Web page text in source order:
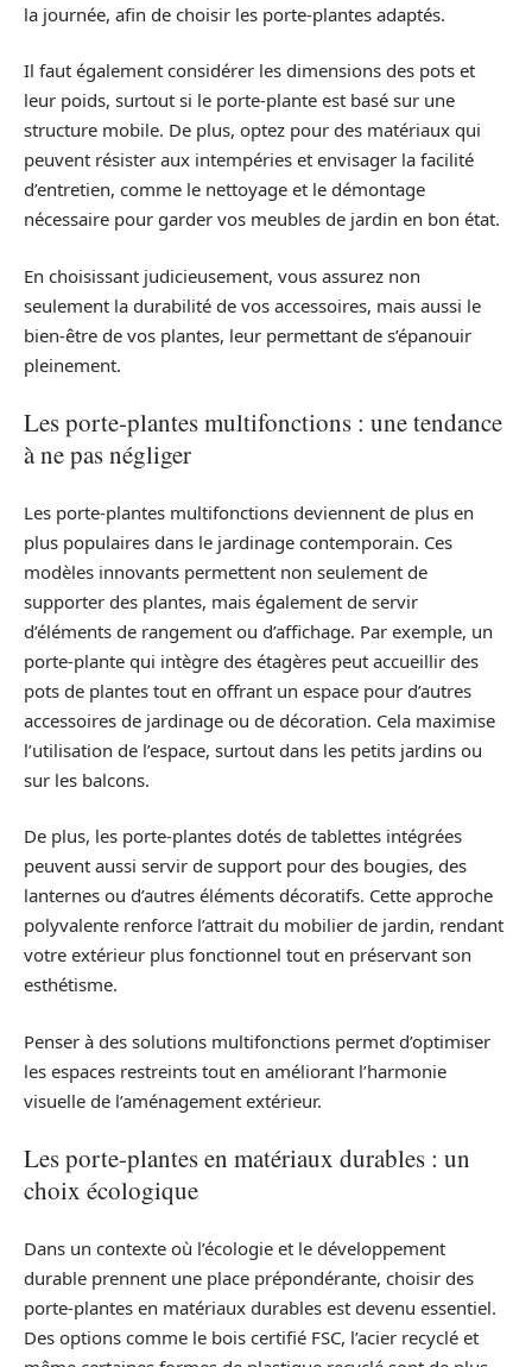
la journée, afin de choisir les porte-plantes adaptés.
Il faut également considérer les dimensions des pots et
leur poids, surtout si le porte-plante est basé sur une
structure mobile. De plus, optez pour des matériaux qui
peuvent résister aux intempéries et envisager la facilité
d’entretien, comme le nettoyage et le démontage
nécessaire pour garder vos meubles de jardin en bon état.
En choisissant judicieusement, vous assurez non
seulement la durabilité de vos accessoires, mais aussi le
bien-être de vos plantes, leur permettant de s’épanouir
pleinement.
Les porte-plantes multifonctions : une tendance
à ne pas négliger
Les porte-plantes multifonctions deviennent de plus en
plus populaires dans le jardinage contemporain. Ces
modèles innovants permettent non seulement de
supporter des plantes, mais également de servir
d’éléments de rangement ou d’affichage. Par exemple, un
porte-plante qui intègre des étagères peut accueillir des
pots de plantes tout en offrant un espace pour d’autres
accessoires de jardinage ou de décoration. Cela maximise
l’utilisation de l’espace, surtout dans les petits jardins ou
sur les balcons.
De plus, les porte-plantes dotés de tablettes intégrées
peuvent aussi servir de support pour des bougies, des
lanternes ou d’autres éléments décoratifs. Cette approche
polyvalente renforce l’attrait du mobilier de jardin, rendant
votre extérieur plus fonctionnel tout en préservant son
esthétisme.
Penser à des solutions multifonctions permet d’optimiser
les espaces restreints tout en améliorant l’harmonie
visuelle de l’aménagement extérieur.
Les porte-plantes en matériaux durables : un
choix écologique
Dans un contexte où l’écologie et le développement
durable prennent une place prépondérante, choisir des
porte-plantes en matériaux durables est devenu essentiel.
Des options comme le bois certifié FSC, l’acier recyclé et